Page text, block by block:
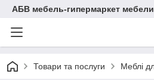
АБВ мебель-гипермаркет мебели
Товари та послуги Меблі